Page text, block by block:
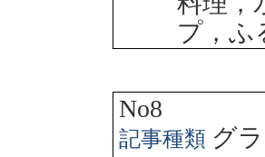
プ，ふ
No8
記事種類 グ